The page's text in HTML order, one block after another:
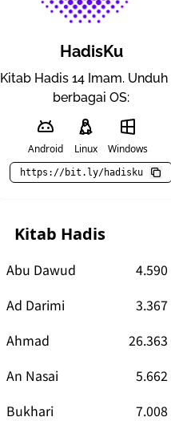
HadisKu
Kitab Hadis 14 Imam. Unduh
berbagai OS:
Android Linux Windows
https://bit.ly/hadisku
Kitab Hadis
Abu Dawud
4.590
Ad Darimi
3.367
Ahmad
26.363
An Nasai
5.662
Bukhari
7.008